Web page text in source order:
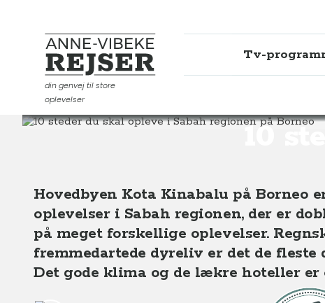
Anne-Vibeke Rejser
din genvej til store
oplevelser
Tv-
10
Destinationer
Hovedbyen Kota Kinabalu på Borneo
oplevelser i Sabah regionen, der er
på meget forskellige oplevelser.
fremmedartede dyreliv er det de
Det gode klima og de lækre hoteller